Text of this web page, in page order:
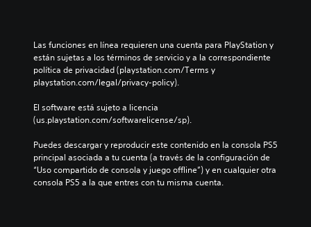
Las funciones en línea requieren una cuenta para PlayStation y
están sujetas a los términos de servicio y a la correspondiente
política de privacidad (playstation.com/Terms y
playstation.com/legal/privacy-policy).
El software está sujeto a licencia
(us.playstation.com/softwarelicense/sp).
Puedes descargar y reproducir este contenido en la consola PS5
principal asociada a tu cuenta (a través de la configuración de
“Uso compartido de consola y juego offline”) y en cualquier otra
consola PS5 a la que entres con tu misma cuenta.